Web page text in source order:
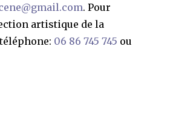
. Pour
artistique de la
06 86 745 745 ou